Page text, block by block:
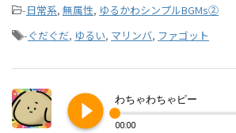
-日常系, 無属性, ゆるかわシンプルBGMs②
-ぐだぐだ, ゆるい, マリンバ, ファゴット
play_circle_filled わちゃわちゃピー
00:00